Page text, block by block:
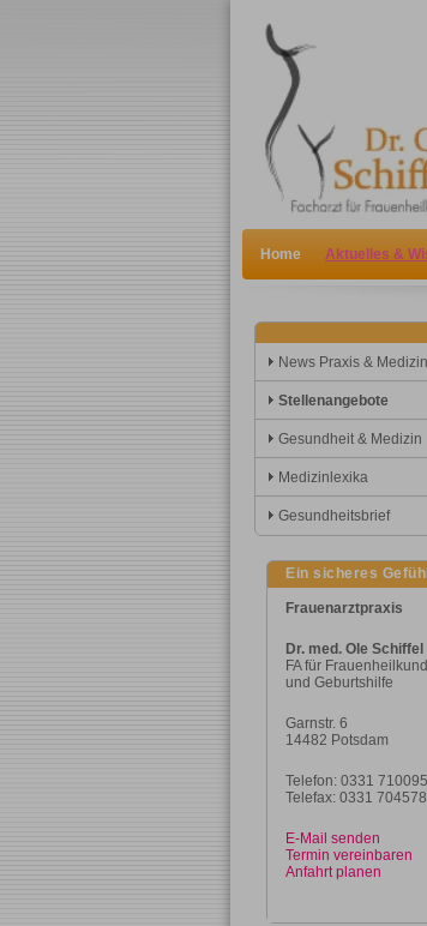
Home Aktuelles &
News Praxis & Medizin
Stellenangebote
Gesundheit & Medizin
Medizinlexika
Gesundheitsbrief
Ein sicheres Gefühl
Frauenarztpraxis
Dr. med. Ole Schiffel
FA für
und Geburtshilfe
Garnstr. 6
14482 Potsdam
Telefon: 0331 710095
Telefax: 0331
E-Mail senden
Termin vereinbaren
Anfahrt planen